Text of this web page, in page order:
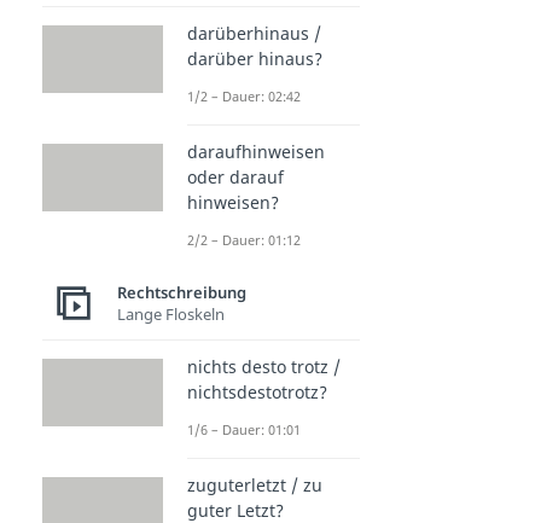
darüberhinaus /
darüber hinaus?
1/2 – Dauer: 02:42
daraufhinweisen
oder darauf
hinweisen?
2/2 – Dauer: 01:12
Rechtschreibung
Lange Floskeln
nichts desto trotz /
nichtsdestotrotz?
1/6 – Dauer: 01:01
zuguterletzt / zu
guter Letzt?